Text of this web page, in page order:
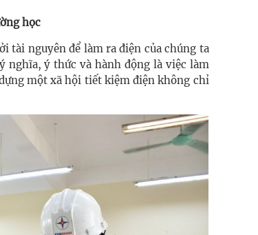
học
tài nguyên để làm ra điện của chúng ta
nghĩa, ý thức và hành động là việc làm
một xã hội tiết kiệm điện không chỉ